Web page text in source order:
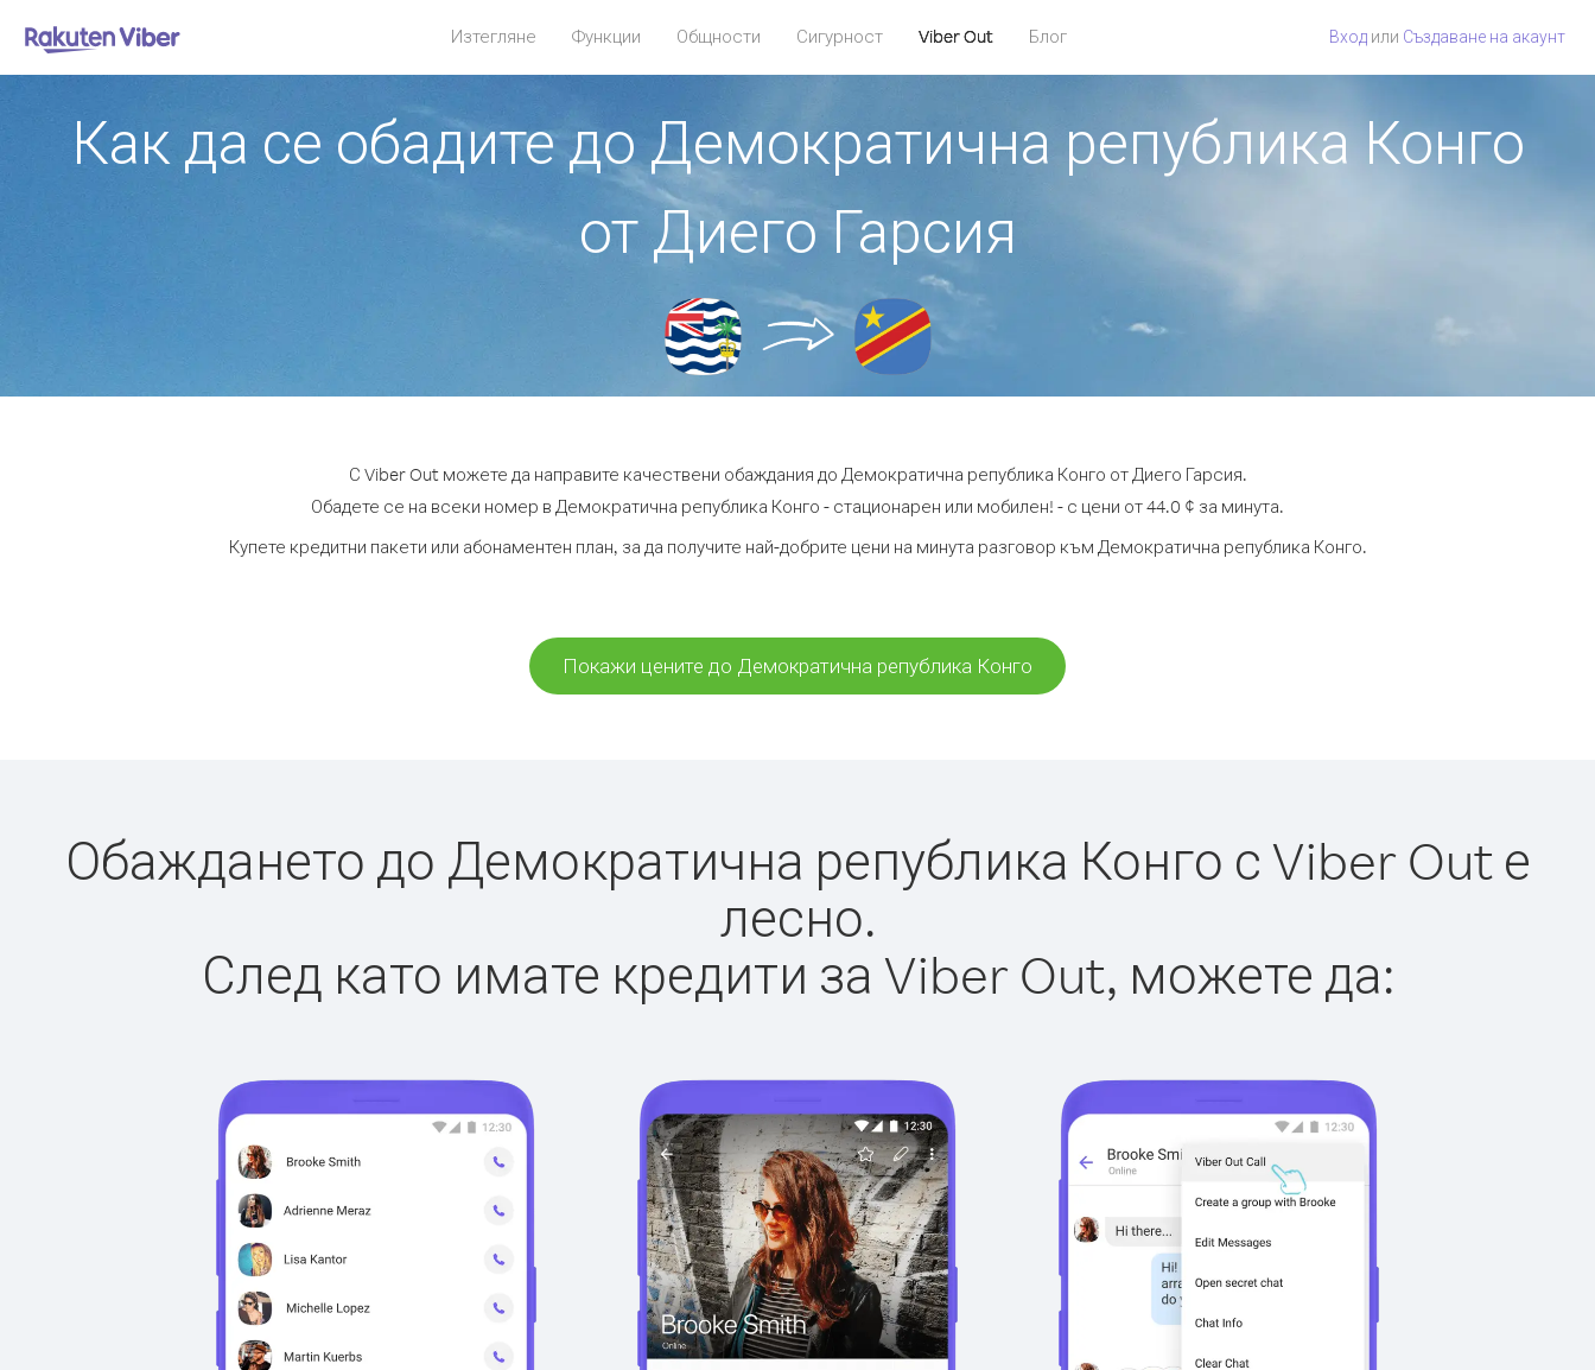
Изтегляне Функции Общности Сигурност Viber Out Блог Вход или Създаване на акаунт
Как да се обадите до Демократична република Конго
от Диего Гарсия
С Viber Out можете да направите качествени обаждания до Демократична република Конго от Диего Гарсия.
Обадете се на всеки номер в Демократична република Конго - стационарен или мобилен! - с цени от 44.0 ¢ за минута.
Купете кредитни пакети или абонаментен план, за да получите най-добрите цени на минута разговор към Демократична република Конго.
Покажи цените до Демократична република Конго
Обаждането до Демократична република Конго с Viber Out е
лесно.
След като имате кредити за Viber Out, можете да: